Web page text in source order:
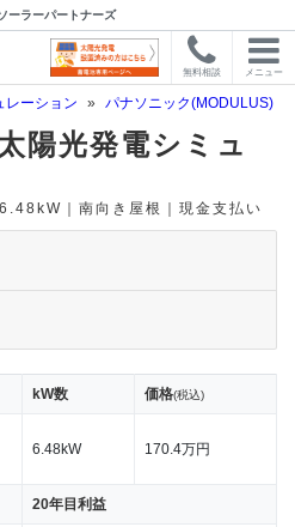
ーラーパートナーズ
無料相談 メニュー
レーション » パナソニック(MODULUS)
陽光発電シミュ
｜南向き屋根｜現金支払い
kW数 価格(税込)
6.48kW 170.4万円
20年目利益